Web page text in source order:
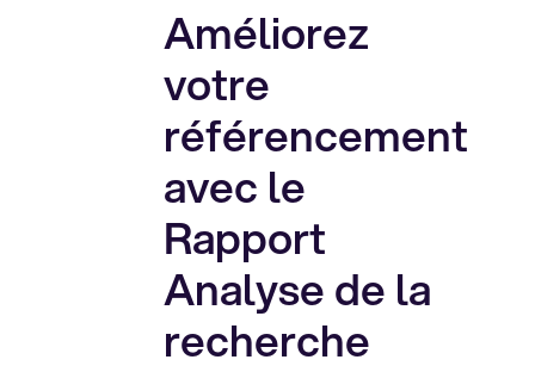
Améliorez
votre
référencement
avec le
Rapport
Analyse de la
recherche